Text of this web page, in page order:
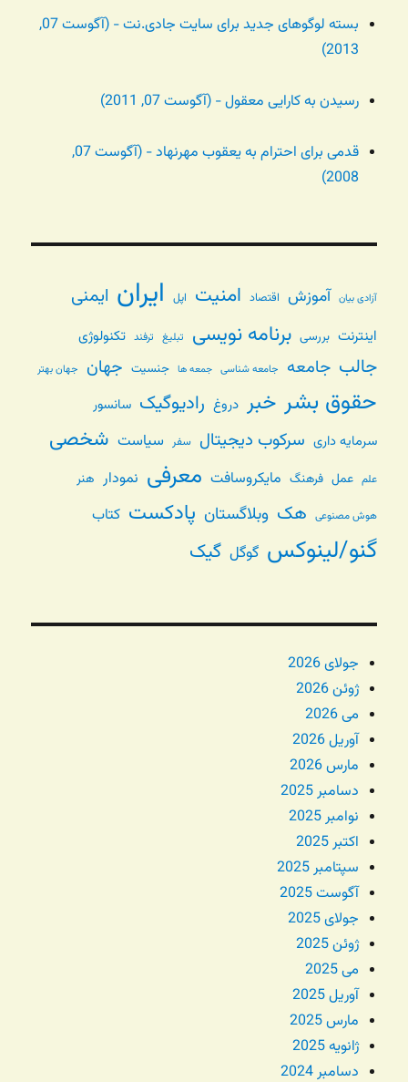
بسته لوگوهای جدید برای سایت جادی.نت - (آگوست 07,
2013)
رسیدن به کارایی معقول - (آگوست 07, 2011)
قدمی برای احترام به یعقوب مهرنهاد - (آگوست 07,
2008)
آزادی بیان آموزش اقتصاد امنیت اپل ایران ایمنی
اینترنت بررسی برنامه نویسی تبلیغ ترفند تکنولوژی
جالب جامعه جامعه شناسی جمعه ها جنسیت جهان جهان بهتر
حقوق بشر خبر دروغ رادیوگیک سانسور
سرمایه داری سرکوب دیجیتال سفر سیاست شخصی
علم عمل فرهنگ مایکروسافت معرفی نمودار هنر
هوش مصنوعی هک وبلاگستان پادکست کتاب
گنو/لینوکس گوگل گیک
جولای 2026
ژوئن 2026
می 2026
آوریل 2026
مارس 2026
دسامبر 2025
نوامبر 2025
اکتبر 2025
سپتامبر 2025
آگوست 2025
جولای 2025
ژوئن 2025
می 2025
آوریل 2025
مارس 2025
ژانویه 2025
دسامبر 2024